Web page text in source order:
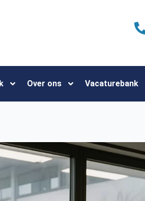
Over ons Vacaturebank